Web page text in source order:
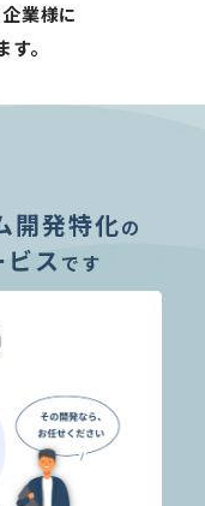
業様に
。
開発特化の
スです